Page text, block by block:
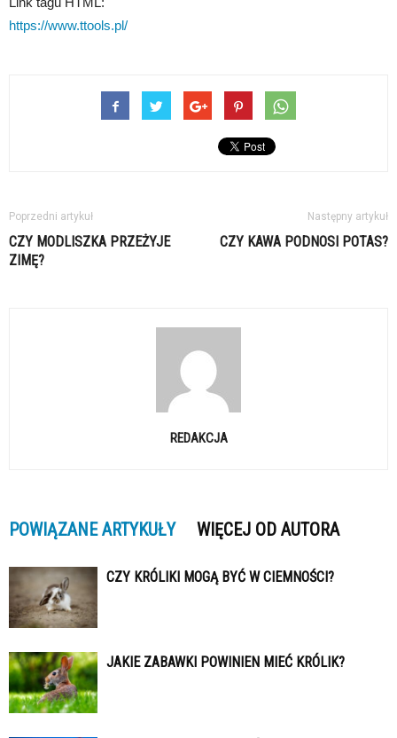
https://www.ttools.pl/
Poprzedni artykuł
CZY MODLISZKA PRZEŻYJE
ZIMĘ?
Następny artykuł
CZY KAWA PODNOSI POTAS?
REDAKCJA
POWIĄZANE ARTYKUŁY WIĘCEJ OD AUTORA
CZY KRÓLIKI MOGĄ BYĆ W CIEMNOŚCI?
JAKIE ZABAWKI POWINIEN MIEĆ KRÓLIK?